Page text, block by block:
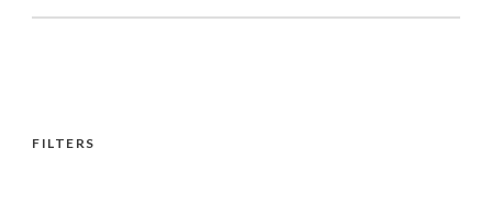
FILTERS